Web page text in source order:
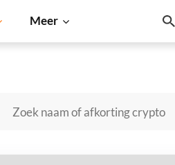
Meer
Shiba Inu Dogecoin Solana